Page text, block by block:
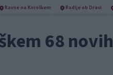
Ravne na Koroškem Radlje ob Dravi
68